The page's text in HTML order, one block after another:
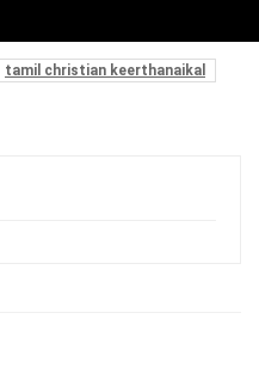
tamil christian keerthanaikal